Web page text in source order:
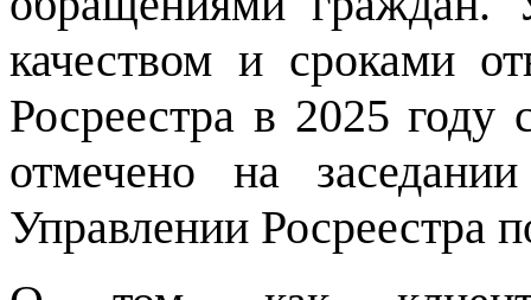
качеством и сроками
Росреестра в 2025 году
отмечено на
Управлении Росреестра